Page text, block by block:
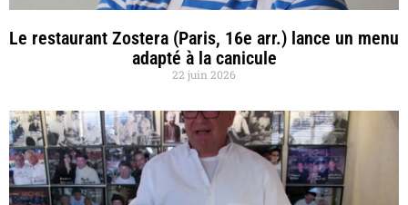
Le restaurant Zostera (Paris, 16e arr.) lance un menu
adapté à la canicule
22 juin 2026